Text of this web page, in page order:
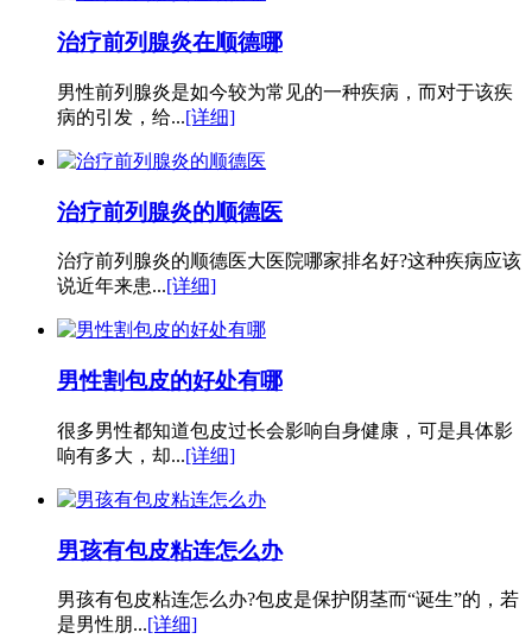
治疗前列腺炎在顺德哪
男性前列腺炎是如今较为常见的一种疾病，而对于该疾
病的引发，给...[详细]
治疗前列腺炎的顺德医
治疗前列腺炎的顺德医大医院哪家排名好?这种疾病应该
说近年来患...[详细]
男性割包皮的好处有哪
很多男性都知道包皮过长会影响自身健康，可是具体影
响有多大，却...[详细]
男孩有包皮粘连怎么办
男孩有包皮粘连怎么办?包皮是保护阴茎而“诞生”的，若
是男性朋...[详细]